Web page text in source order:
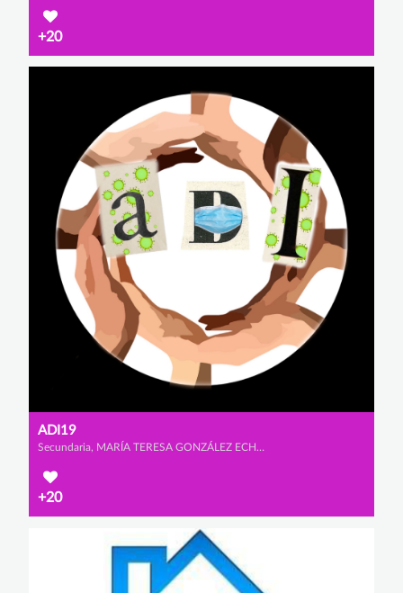
+20
ADI19
Secundaria, MARÍA TERESA GONZÁLEZ ECHEVERRÍA-TORRES, MARÍA MARTÍNEZ VILLAR y MARIO VAZQUEZ SIMÓN
+20